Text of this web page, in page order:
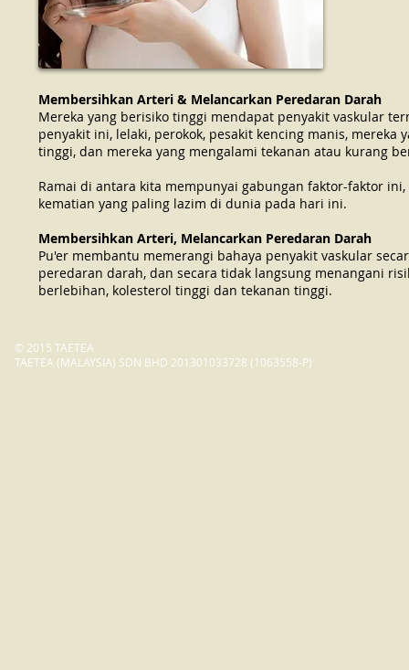
Membersihkan Arteri & Melancarkan Peredaran Darah
Mereka yang berisiko tinggi mendapat penyakit vaskular
penyakit ini, lelaki, perokok, pesakit kencing manis,
tinggi, dan mereka yang mengalami tekanan atau kurang
Ramai di antara kita mempunyai gabungan faktor-faktor
kematian yang paling lazim di dunia pada hari ini.
Membersihkan Arteri, Melancarkan Peredaran Darah
Pu'er membantu memerangi bahaya penyakit vaskular
peredaran darah, dan secara tidak langsung menangani
berlebihan, kolesterol tinggi dan tekanan tinggi.
© 2015 TAETEA
TAETEA (MALAYSIA) SDN BHD 201301033728 (1063558-P)